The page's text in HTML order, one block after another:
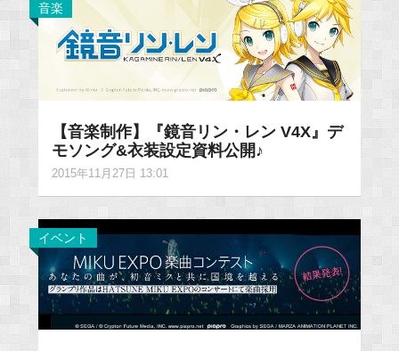
音楽
【音楽制作】『鏡音リン・レン V4X』デ
モソング&衣装設定資料公開♪
2015年11月27日 13:01
イベント